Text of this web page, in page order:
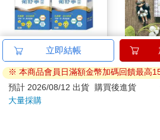
【台糖】衛舒寧(3gx30
包)x3盒
69 折 特價 2230 元
加入購物車
筆記 [
特價
立即結帳
※ 本商品會員日滿額金幣加碼回饋最高
預計 2026/08/12 出貨
購買後進貨
大量採購